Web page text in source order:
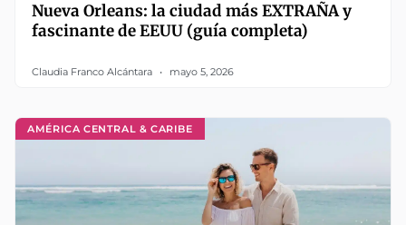
Nueva Orleans: la ciudad más EXTRAÑA y
fascinante de EEUU (guía completa)
Claudia Franco Alcántara mayo 5, 2026
AMÉRICA CENTRAL & CARIBE